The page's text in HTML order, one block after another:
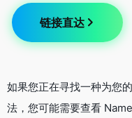
链接直达
如果您正在寻找一种为您
法，您可能需要查看